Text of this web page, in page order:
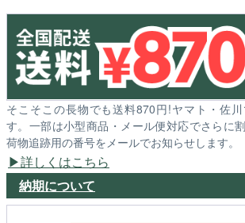
そこそこの長物でも送料870円!ヤマト・佐
す。一部は小型商品・メール便対応でさらに
荷物追跡用の番号をメールでお知らせします。
詳しくはこちら
納期について